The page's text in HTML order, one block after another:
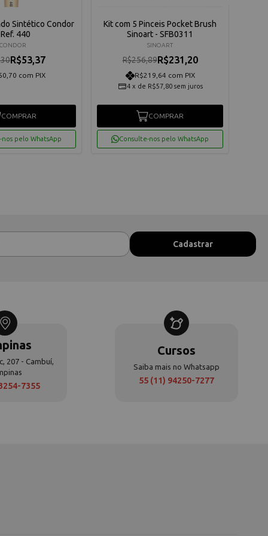
Sintético Condor
440
CONDOR
R$53,37
com PIX
COMPRAR
nos pelo WhatsApp
Kit com 5 Pinceis Pocket Brush
Sinoart - SFB0311
SINOART
R$256,89R$231,20
R$219,64 com PIX
4 x de R$57,80 sem juros
COMPRAR
Consulte-nos pelo WhatsApp
207 - Cambuí,
7355
Cursos
Saiba mais no Whatsapp
55 (11) 94250-7277